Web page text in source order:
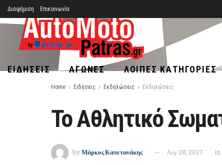
Διαφήμιση Επικοινωνία
ΕΙΔΉΣΕΙΣ ΑΓΏΝΕΣ ΛΟΙΠΈΣ ΚΑΤΗΓΟΡΊΕΣ
Home Ειδήσεις Εκδηλώσεις Εκδηλώσεις
Το Αθλητικό
by Μάρκος Καπετανάκης Αυγ 28, 2017 in